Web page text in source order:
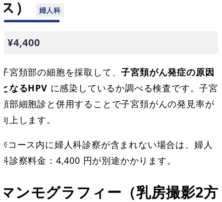
ス）
¥4,400
子宮頚部の細胞を採取して、子宮頚がん発症の原因
となるHPV に感染しているか調べる検査です。子宮
頚部細胞診と併用することで子宮頚がんの発見率が
向上します。
※コース内に婦人科診察が含まれない場合は、婦人
科診察料金：4,400 円が別途かかります。
マンモグラフィー（乳房撮影2方